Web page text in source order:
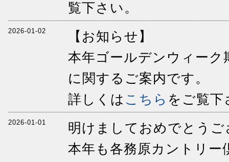
覧下さい。
2026-01-02
【お知らせ】
本年ゴールデンウィー
に関するご案内です。
詳しくは こちら をご覧下
2026-01-01
明けましておめでとう
本年も各務原カントリー